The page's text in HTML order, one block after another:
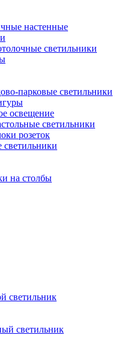
настенные
светильники
парковые светильники
освещение
светильники
розеток
светильники
на столбы
светильник
светильник